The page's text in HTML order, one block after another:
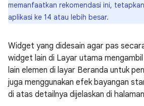
memanfaatkan rekomendasi ini, tetapkan
aplikasi ke 14 atau lebih besar.
Widget yang didesain agar pas
widget lain di Layar utama
lain elemen di layar Beranda untuk
juga menggunakan efek bayangan
di atas detailnya dijelaskan di